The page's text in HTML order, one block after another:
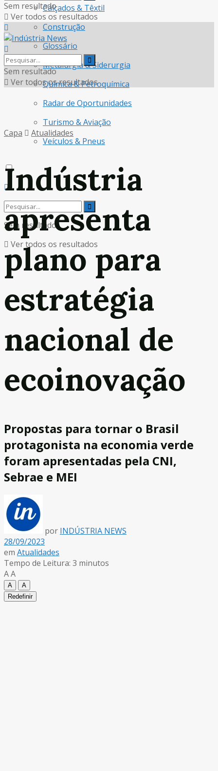
Calçados & Têxtil
Construção
Glossário
Metalurgia & Siderurgia
Química & Petroquímica
Radar de Oportunidades
Turismo & Aviação
Veículos & Pneus
Sem resultado
Ver todos os resultados
Sem resultado
Ver todos os resultados
Sem resultado
Ver todos os resultados
Capa Atualidades
Indústria
apresenta
plano para
estratégia
nacional de
ecoinovação
Propostas para tornar o Brasil
protagonista na economia verde
foram apresentadas pela CNI,
Sebrae e MEI
por INDÚSTRIA NEWS
28/09/2023
em Atualidades
Tempo de Leitura: 3 minutos
AA
A
A
Redefinir